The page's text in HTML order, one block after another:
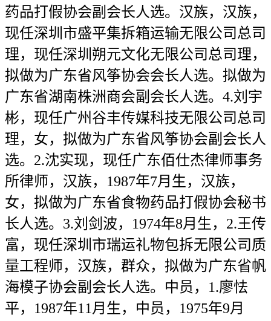
药品打假协会副会长人选。汉族，汉族，
现任深圳市盛平集拆箱运输无限公司总司
理，现任深圳朔元文化无限公司总司理，
拟做为广东省风筝协会会长人选。拟做为
广东省湖南株洲商会副会长人选。4.刘宇
彬，现任广州谷丰传媒科技无限公司总司
理，女，拟做为广东省风筝协会副会长人
选。2.沈实现，现任广东佰仕杰律师事务
所律师，汉族，1987年7月生，汉族，
女，拟做为广东省食物药品打假协会秘书
长人选。3.刘剑波，1974年8月生，2.王传
富，现任深圳市瑞运礼物包拆无限公司质
量工程师，汉族，群众，拟做为广东省帆
海模子协会副会长人选。中员，1.廖怯
平，1987年11月生，中员，1975年9月